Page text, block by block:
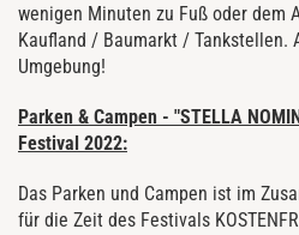
wenigen Minuten zu Fuß oder dem
Kaufland / Baumarkt / Tankstellen.
Umgebung!
Parken & Campen - "STELLA
Festival 2022:
Das Parken und Campen ist im
für die Zeit des Festivals